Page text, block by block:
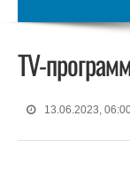
TV-
13.06.2023,